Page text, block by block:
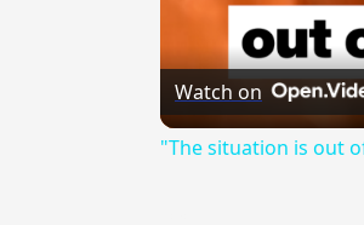
Watch on
"The situation is out